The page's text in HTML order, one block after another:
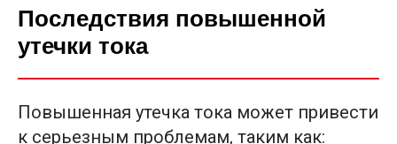
Последствия повышенной
утечки тока
Повышенная утечка тока может привести
к серьезным проблемам, таким как: